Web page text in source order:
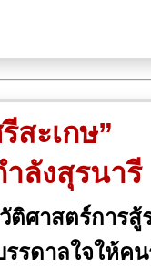
สะเกษ”
ำลังสุรนารี
ศาสตร์การสู้
รรดาลใจให้ค